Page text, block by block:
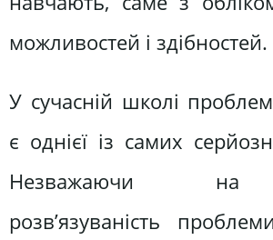
можливостей і здібностей.
У сучасній школі
є однієї із самих
Незважаючи на
розв’язуваність